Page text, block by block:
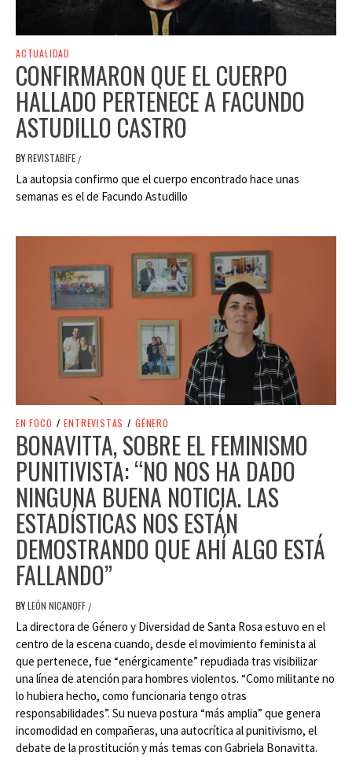
ACTUALIDAD
CONFIRMARON QUE EL CUERPO
HALLADO PERTENECE A FACUNDO
ASTUDILLO CASTRO
BYREVISTABIFE /
La autopsia confirmo que el cuerpo encontrado hace unas
semanas es el de Facundo Astudillo
EN FOCO / ENTREVISTAS / GÉNERO
BONAVITTA, SOBRE EL FEMINISMO
PUNITIVISTA: “NO NOS HA DADO
NINGUNA BUENA NOTICIA. LAS
ESTADÍSTICAS NOS ESTÁN
DEMOSTRANDO QUE AHÍ ALGO ESTÁ
FALLANDO”
BYLEÓN NICANOFF /
La directora de Género y Diversidad de Santa Rosa estuvo en el
centro de la escena cuando, desde el movimiento feminista al
que pertenece, fue “enérgicamente” repudiada tras visibilizar
una línea de atención para hombres violentos. “Como militante no
lo hubiera hecho, como funcionaria tengo otras
responsabilidades”. Su nueva postura “más amplia” que genera
incomodidad en compañeras, una autocrítica al punitivismo, el
debate de la prostitución y más temas con Gabriela Bonavitta.